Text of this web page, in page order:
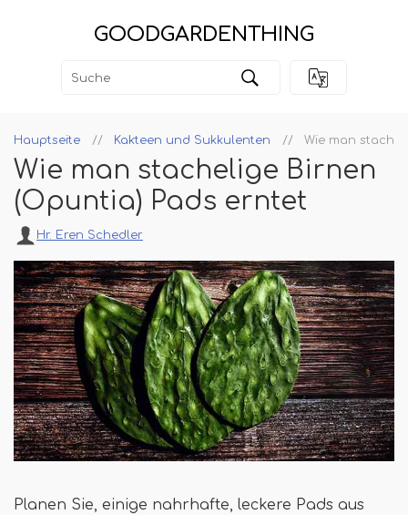
GOODGARDENTHING
Hauptseite Kakteen und Sukkulenten Wie man
Wie man stachelige Birnen
(Opuntia) Pads erntet
Hr. Eren Schedler
Planen Sie, einige nahrhafte, leckere Pads aus